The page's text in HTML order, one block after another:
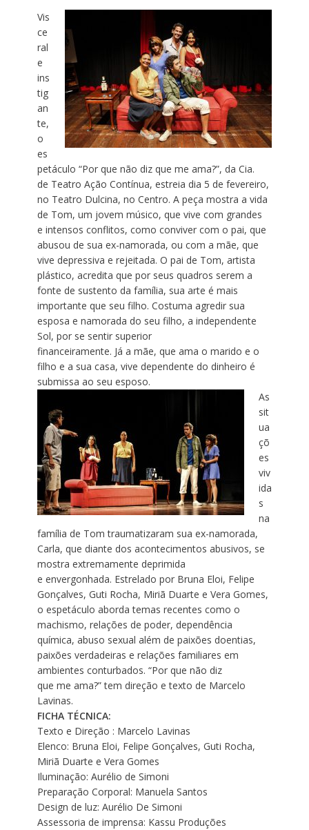
Vis
ce
ral
e
ins
tig
an
te,
o
es
petáculo “Por que não diz que me ama?”, da Cia.
de Teatro Ação Contínua, estreia dia 5 de fevereiro,
no Teatro Dulcina, no Centro. A peça mostra a vida
de Tom, um jovem músico, que vive com grandes
e intensos conflitos, como conviver com o pai, que
abusou de sua ex-namorada, ou com a mãe, que
vive depressiva e rejeitada. O pai de Tom, artista
plástico, acredita que por seus quadros serem a
fonte de sustento da família, sua arte é mais
importante que seu filho. Costuma agredir sua
esposa e namorada do seu filho, a independente
Sol, por se sentir superior
financeiramente. Já a mãe, que ama o marido e o
filho e a sua casa, vive dependente do dinheiro é
submissa ao seu esposo.
As
sit
ua
çõ
es
viv
ida
s
na
família de Tom traumatizaram sua ex-namorada,
Carla, que diante dos acontecimentos abusivos, se
mostra extremamente deprimida
e envergonhada. Estrelado por Bruna Eloi, Felipe
Gonçalves, Guti Rocha, Miriã Duarte e Vera Gomes,
o espetáculo aborda temas recentes como o
machismo, relações de poder, dependência
química, abuso sexual além de paixões doentias,
paixões verdadeiras e relações familiares em
ambientes conturbados. “Por que não diz
que me ama?” tem direção e texto de Marcelo
Lavinas.
FICHA TÉCNICA:
Texto e Direção : Marcelo Lavinas
Elenco: Bruna Eloi, Felipe Gonçalves, Guti Rocha,
Miriã Duarte e Vera Gomes
Iluminação: Aurélio de Simoni
Preparação Corporal: Manuela Santos
Design de luz: Aurélio De Simoni
Assessoria de imprensa: Kassu Produções